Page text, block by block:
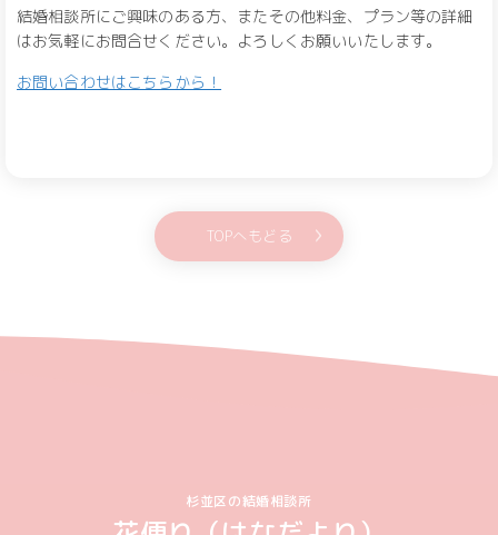
結婚相談所にご興味のある方、またその他料金、プラン等の詳細
はお気軽にお問合せください。よろしくお願いいたします。
お問い合わせはこちらから！
TOPへもどる
杉並区の結婚相談所